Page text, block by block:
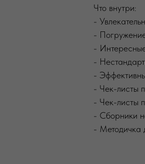
Что внутри:
-
-
-
-
-
- Чек-листы
- Чек-листы
- Сборники
- Методичка